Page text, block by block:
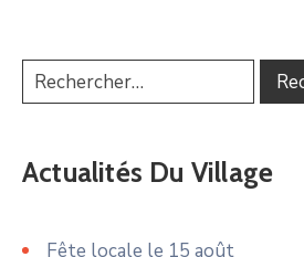
Actualités Du Village
Fête locale le 15 août